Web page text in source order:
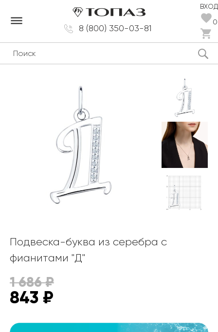
8 (800) 350-03-81
ВХОД
0
dehaze
Подвеска-буква из серебра с
фианитами "Д"
1 686₽
843 ₽